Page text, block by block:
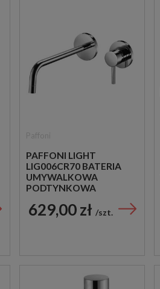
PAFFONI LIGHT
LIG006CR70 BATERIA
UMYWALKOWA
PODTYNKOWA
CHROM
629,00 zł szt.